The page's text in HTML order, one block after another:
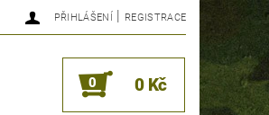
PŘIHLÁŠENÍ | REGISTRACE
0 0 Kč